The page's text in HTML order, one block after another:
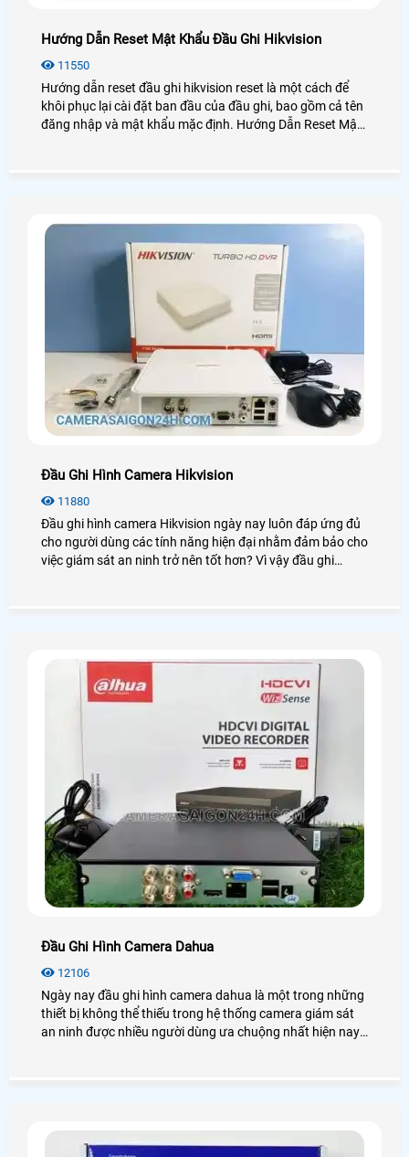
Hướng Dẫn Reset Mật Khẩu Đầu Ghi Hikvision
11550
Hướng dẫn reset đầu ghi hikvision reset là một cách để
khôi phục lại cài đặt ban đầu của đầu ghi, bao gồm cả tên
đăng nhập và mật khẩu mặc định. Hướng Dẫn Reset Mật
Đầu Ghi Hình Camera Hikvision
11880
Đầu ghi hình camera Hikvision ngày nay luôn đáp ứng đủ
cho người dùng các tính năng hiện đại nhằm đảm bảo cho
việc giám sát an ninh trở nên tốt hơn? Vì vậy đầu ghi
Đầu Ghi Hình Camera Dahua
12106
Ngày nay đầu ghi hình camera dahua là một trong những
thiết bị không thể thiếu trong hệ thống camera giám sát
an ninh được nhiều người dùng ưa chuộng nhất hiện nay.